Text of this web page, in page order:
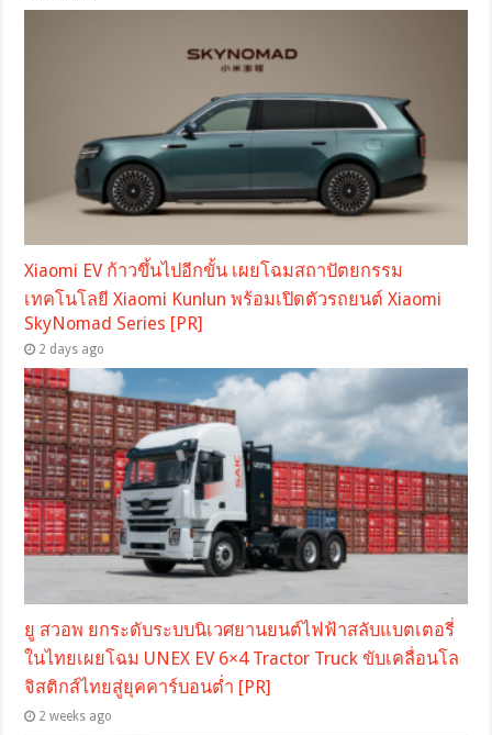
Xiaomi EV ก้าวขึ้นไปอีกขั้น เผยโฉมสถาปัตยกรรม
เทคโนโลยี Xiaomi Kunlun พร้อมเปิดตัวรถยนต์ Xiaomi
SkyNomad Series [PR]
2 days ago
ยู สวอพ ยกระดับระบบนิเวศยานยนต์ไฟฟ้าสลับแบตเตอรี่
ในไทยเผยโฉม UNEX EV 6×4 Tractor Truck ขับเคลื่อนโล
จิสติกส์ไทยสู่ยุคคาร์บอนต่ำ [PR]
2 weeks ago